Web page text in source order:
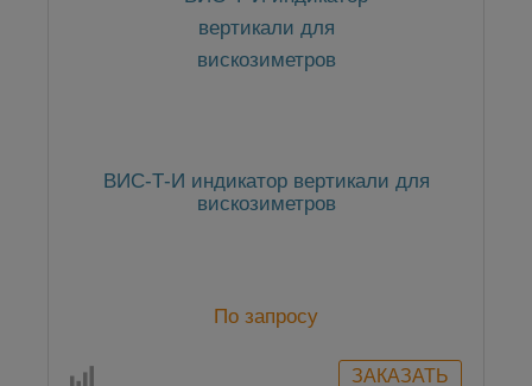
ВИС-Т-И индикатор вертикали для
вискозиметров
По запросу